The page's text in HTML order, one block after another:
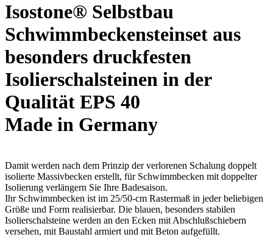
Isostone® Selbstbau
Schwimmbeckensteinset aus
besonders druckfesten
Isolierschalsteinen in der
Qualität EPS 40
Made in Germany
Damit werden nach dem Prinzip der verlorenen Schalung doppelt
isolierte Massivbecken erstellt, für Schwimmbecken mit doppelter
Isolierung verlängern Sie Ihre Badesaison.
Ihr Schwimmbecken ist im 25/50-cm Rastermaß in jeder beliebigen
Größe und Form realisierbar. Die blauen, besonders stabilen
Isolierschalsteine werden an den Ecken mit Abschlußschiebern
versehen, mit Baustahl armiert und mit Beton aufgefüllt.